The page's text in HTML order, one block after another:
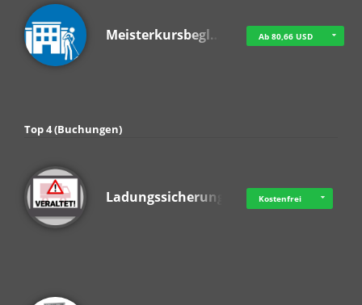
Meisterkursbegl… Ab 80,66 USD
Top 4 (Buchungen)
Ladungssicherung Kostenfrei